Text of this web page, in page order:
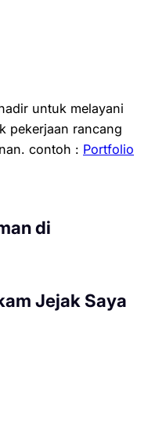
untuk melayani
pekerjaan rancang
contoh : Portfolio
di
Jejak Saya